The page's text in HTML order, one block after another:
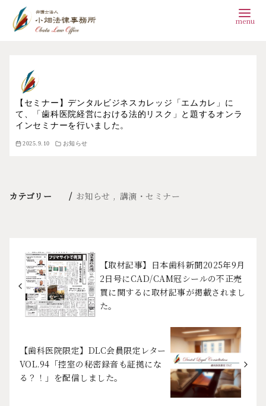
【セミナー】デンタルビジネスカレッジ「エムカレ」に
て、「歯科医院経営における法的リスク」と題するオンラ
インセミナーを行いました。
2025.9.10 お知らせ
カテゴリー お知らせ 講演・セミナー
【取材記事】日本歯科新聞2025年9月
2日号にCAD/CAM冠シールの不正売
買に関するに取材記事が掲載されまし
た。
【歯科医院限定】DLC会員限定レター
VOL.94「控室の秘密録音も証拠にな
る？！」を配信しました。